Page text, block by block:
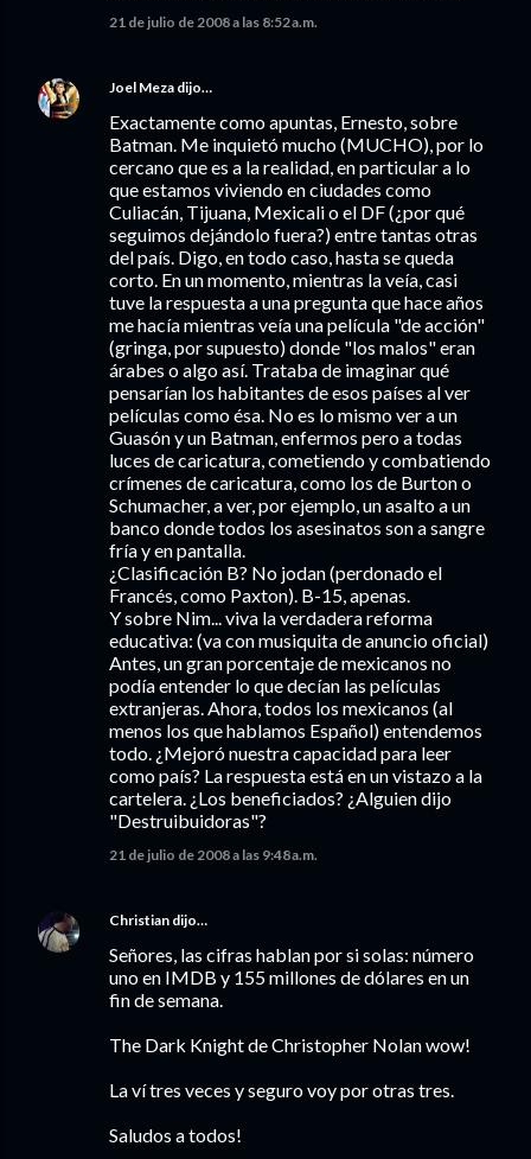
21 de julio de 2008 a las 8:52 a.m.
Joel Meza dijo…
Exactamente como apuntas, Ernesto, sobre
Batman. Me inquietó mucho (MUCHO), por lo
cercano que es a la realidad, en particular a lo
que estamos viviendo en ciudades como
Culiacán, Tijuana, Mexicali o el DF (¿por qué
seguimos dejándolo fuera?) entre tantas otras
del país. Digo, en todo caso, hasta se queda
corto. En un momento, mientras la veía, casi
tuve la respuesta a una pregunta que hace años
me hacía mientras veía una película "de acción"
(gringa, por supuesto) donde "los malos" eran
árabes o algo así. Trataba de imaginar qué
pensarían los habitantes de esos países al ver
películas como ésa. No es lo mismo ver a un
Guasón y un Batman, enfermos pero a todas
luces de caricatura, cometiendo y combatiendo
crímenes de caricatura, como los de Burton o
Schumacher, a ver, por ejemplo, un asalto a un
banco donde todos los asesinatos son a sangre
fría y en pantalla.
¿Clasificación B? No jodan (perdonado el
Francés, como Paxton). B-15, apenas.
Y sobre Nim... viva la verdadera reforma
educativa: (va con musiquita de anuncio oficial)
Antes, un gran porcentaje de mexicanos no
podía entender lo que decían las películas
extranjeras. Ahora, todos los mexicanos (al
menos los que hablamos Español) entendemos
todo. ¿Mejoró nuestra capacidad para leer
como país? La respuesta está en un vistazo a la
cartelera. ¿Los beneficiados? ¿Alguien dijo
"Destruibuidoras"?
21 de julio de 2008 a las 9:48 a.m.
Christian dijo…
Señores, las cifras hablan por si solas: número
uno en IMDB y 155 millones de dólares en un
fin de semana.
The Dark Knight de Christopher Nolan wow!
La ví tres veces y seguro voy por otras tres.
Saludos a todos!